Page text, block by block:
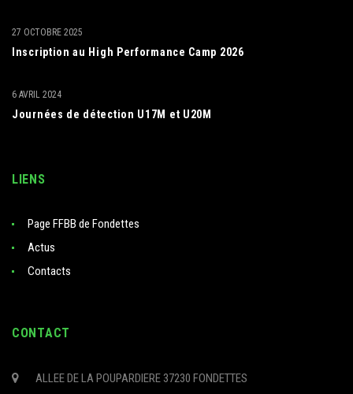
Inscription au High Performance Camp 2026
27 OCTOBRE 2025
Journées de détection U17M et U20M
6 AVRIL 2024
LIENS
Page FFBB de Fondettes
Actus
Contacts
CONTACT
ALLEE DE LA POUPARDIERE 37230 FONDETTES